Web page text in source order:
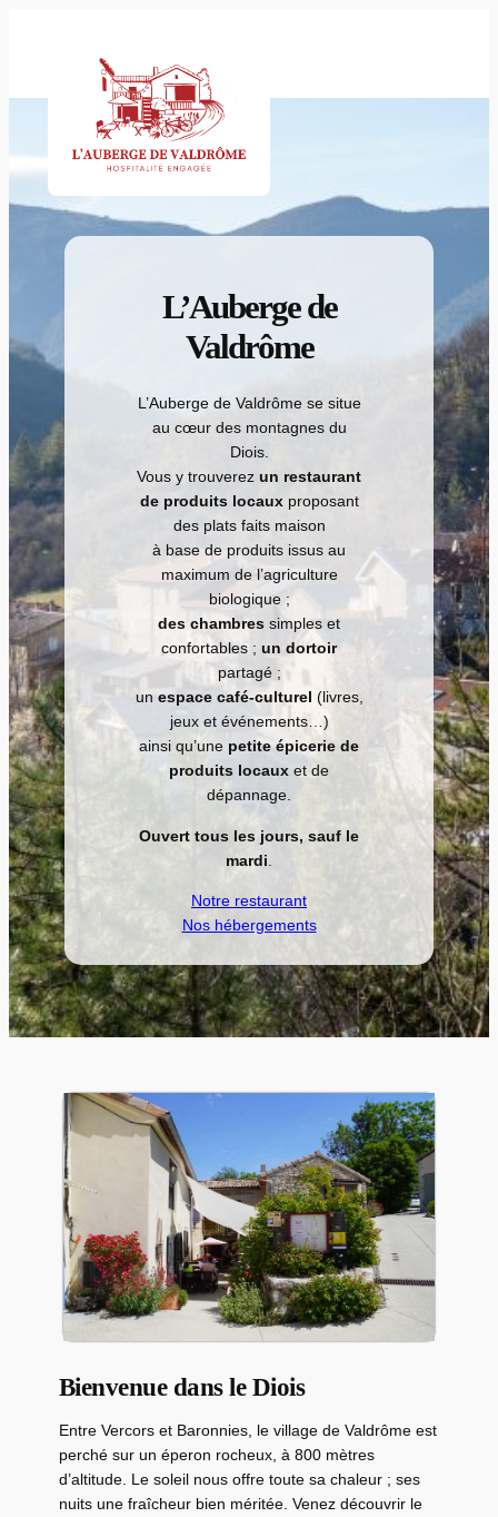
L’Auberge de
Valdrôme
L’Auberge de Valdrôme se situe
au cœur des montagnes du
Diois.
Vous y trouverez un restaurant
de produits locauxproposant
des plats faits maison
à base de produits issus au
maximum de l’agriculture
biologique ;
des chambres simples et
confortables ; un dortoir
partagé ;
un espace café-culturel (livres,
jeux et événements…)
ainsi qu’une petite épicerie de
produits locaux et de
dépannage.
Ouvert tous les jours, sauf le
mardi
Notre restaurant
Nos hébergements
Bienvenue dans le Diois
Entre Vercors et Baronnies, le village de Valdrôme est
perché sur un éperon rocheux, à 800 mètres
d’altitude. Le soleil nous offre toute sa chaleur ; ses
nuits une fraîcheur bien méritée. Venez découvrir le